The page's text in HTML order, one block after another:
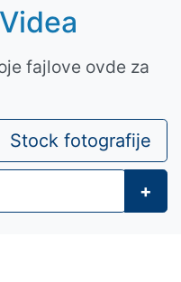
fajlove ovde za
Stock fotografije
+